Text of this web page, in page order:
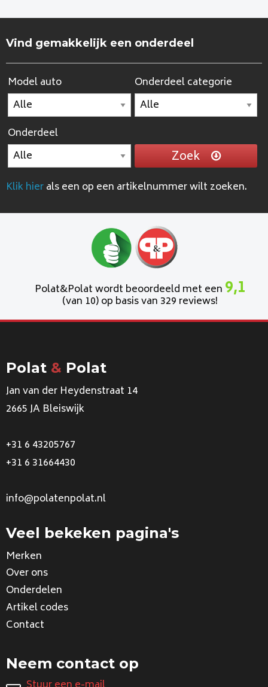
Vind gemakkelijk een onderdeel
Model auto Onderdeel categorie
Onderdeel
Zoek
Klik hierals een op een artikelnummer wilt zoeken.
Polat&Polat wordt beoordeeld met een 9,1
(van 10) op basis van 329 reviews!
Polat & Polat
Jan van der Heydenstraat 14
2665 JA Bleiswijk
+31 6 43205767
+31 6 31664430
info@polatenpolat.nl
Veel bekeken pagina's
Merken
Over ons
Onderdelen
Artikel codes
Contact
Neem contact op